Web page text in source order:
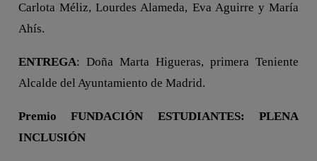
Carlota Méliz, Lourdes Alameda, Eva Aguirre y María
Ahís.
ENTREGA: Doña Marta Higueras, primera Teniente
Alcalde del Ayuntamiento de Madrid.
Premio FUNDACIÓN ESTUDIANTES: PLENA
INCLUSIÓN